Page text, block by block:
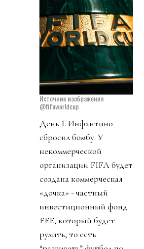
Источник изображения
@fifaworldcup
День 1. Инфантино
сбросил бомбу. У
некоммерческой
организации FIFA будет
создана коммерческая
«дочка» - частный
инвестиционный фонд
FFE, который будет
рулить, то есть